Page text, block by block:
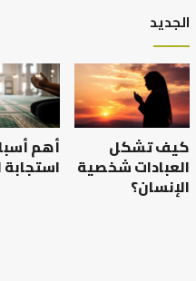
التربوي والطفولة
.. كيف نترجم خبرات ما
الجديد
كيف تشكل
العبادات شخصية
الإنسان؟
أهم
استجابة